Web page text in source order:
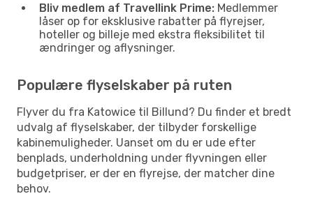
Bliv medlem af Travellink Prime: Medlemmer
låser op for eksklusive rabatter på flyrejser,
hoteller og billeje med ekstra fleksibilitet til
ændringer og aflysninger.
Populære flyselskaber på ruten
Flyver du fra Katowice til Billund? Du finder et bredt
udvalg af flyselskaber, der tilbyder forskellige
kabinemuligheder. Uanset om du er ude efter
benplads, underholdning under flyvningen eller
budgetpriser, er der en flyrejse, der matcher dine
behov.